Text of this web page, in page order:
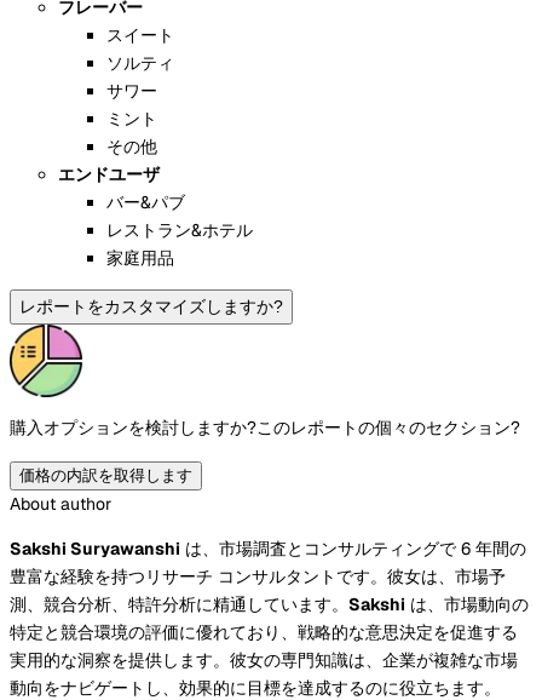
フレーバー
スイート
ソルティ
サワー
ミント
その他
エンドユーザ
バー&パブ
レストラン&ホテル
家庭用品
レポートをカスタマイズしますか?
購入オプションを検討しますか?このレポートの個々のセクション?
価格の内訳を取得します
About author
Sakshi Suryawanshi は、市場調査とコンサルティングで 6 年間の
豊富な経験を持つリサーチ コンサルタントです。彼女は、市場予
測、競合分析、特許分析に精通しています。 Sakshi は、市場動向の
特定と競合環境の評価に優れており、戦略的な意思決定を促進する
実用的な洞察を提供します。彼女の専門知識は、企業が複雑な市場
動向をナビゲートし、効果的に目標を達成するのに役立ちます。